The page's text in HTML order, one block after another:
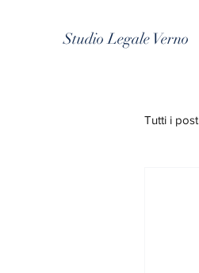
Studio Legale Verno
Tutti i post